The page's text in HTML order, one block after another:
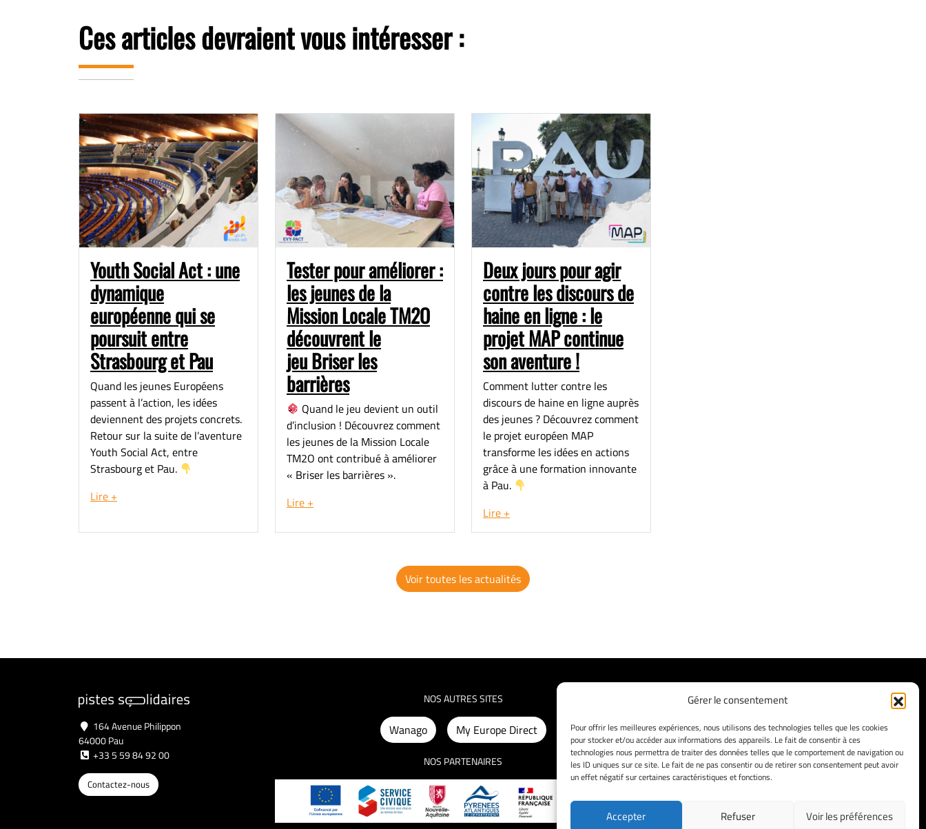
Gérer le consentement
Pour offrir les meilleures expériences, nous utilisons des technologies telles que les cookies
pour stocker et/ou accéder aux informations des appareils. Le fait de consentir à ces
technologies nous permettra de traiter des données telles que le comportement de navigation ou
les ID uniques sur ce site. Le fait de ne pas consentir ou de retirer son consentement peut avoir
un effet négatif sur certaines caractéristiques et fonctions.
Accepter Refuser Voir les préférences
Ces articles devraient vous intéresser :
Youth Social Act : une
dynamique
européenne qui se
poursuit entre
Strasbourg et Pau
Quand les jeunes Européens
passent à l’action, les idées
deviennent des projets concrets.
Retour sur la suite de l’aventure
Youth Social Act, entre
Strasbourg et Pau.
Lire +
Tester pour améliorer :
les jeunes de la
Mission Locale TM2O
découvrent le
jeu Briser les
barrières
Quand le jeu devient un outil
d’inclusion ! Découvrez comment
les jeunes de la Mission Locale
TM2O ont contribué à améliorer
« Briser les barrières ».
Lire +
Deux jours pour agir
contre les discours de
haine en ligne : le
projet MAP continue
son aventure !
Comment lutter contre les
discours de haine en ligne auprès
des jeunes ? Découvrez comment
le projet européen MAP
transforme les idées en actions
grâce à une formation innovante
à Pau.
Lire +
Voir toutes les actualités
164 Avenue Philippon
64000 Pau
+33 5 59 84 92 00
Contactez-nous
NOS AUTRES SITES
Wanago My Europe Direct
NOS PARTENAIRES
Facebook
Mentions Légales
Politique de confidentialité
Tous droits réservés